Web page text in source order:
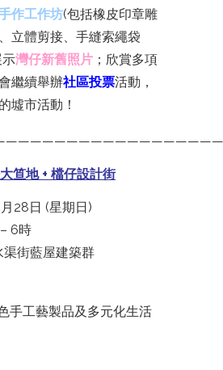
作工作坊(包括橡皮印章雕
立體剪接、手縫索繩袋
灣仔新舊照片 ；欣賞多項
繼續舉辦社區投票活動，
墟市活動！
笪地 + 檔仔設計街
28日 (星期日)
6時
渠街藍屋建築群
手工藝製品及多元化生活